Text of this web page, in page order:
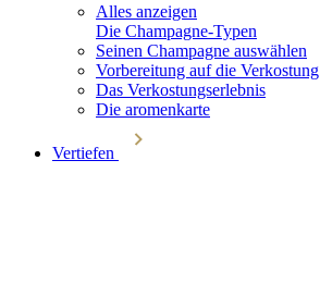
Alles anzeigen
Die Champagne-Typen
Seinen Champagne auswählen
Vorbereitung auf die Verkostung
Das Verkostungserlebnis
Die aromenkarte
Vertiefen